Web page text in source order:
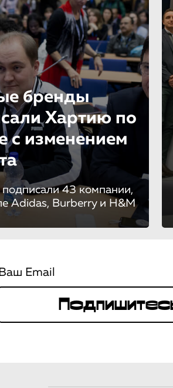
бренды
Хартию по
с изменением
43 компании,
Adidas, Burberry и H&M
Ваш Email